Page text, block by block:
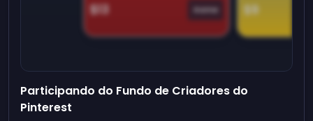
$13 Game $9
Participando do Fundo de Criadores do
Pinterest